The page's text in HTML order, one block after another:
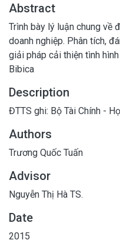
Abstract
Trình bày lý luận chung về
doanh nghiệp. Phân tích,
giải pháp cải thiện tình
Bibica
Description
ĐTTS ghi: Bộ Tài Chính -
Authors
Trương Quốc Tuấn
Advisor
Nguyễn Thị Hà TS.
Date
2015